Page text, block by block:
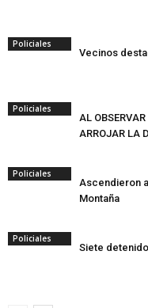
Policiales
Vecinos
Policiales
AL
ARROJAR LA
Policiales
Ascendieron
Montaña
Policiales
Siete